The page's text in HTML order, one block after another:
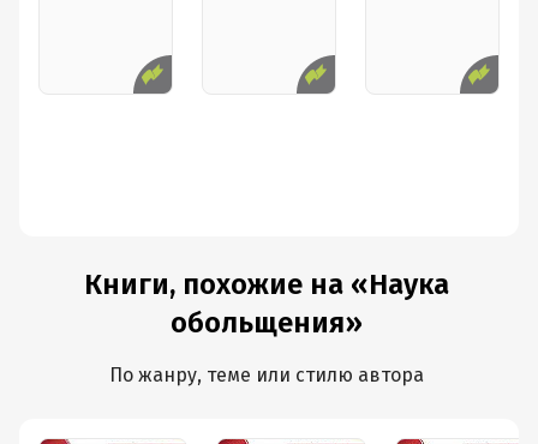
Книги, похожие на «Наука
обольщения»
По жанру, теме или стилю автора